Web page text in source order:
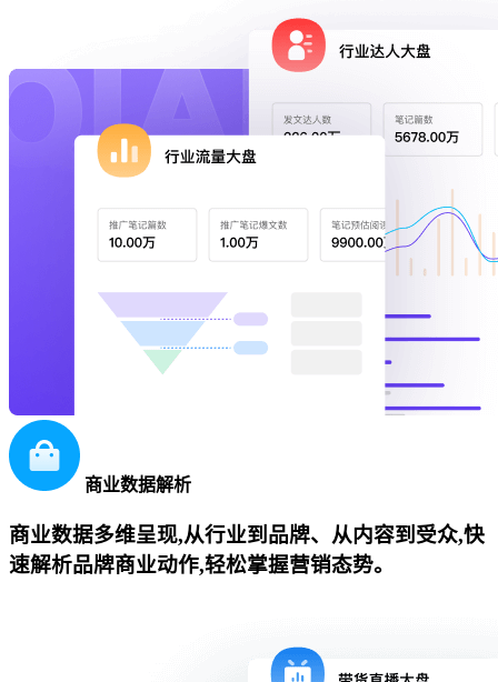
商业数据解析
商业数据多维呈现,从行业到品牌、从内容到受众,快
速解析品牌商业动作,轻松掌握营销态势。